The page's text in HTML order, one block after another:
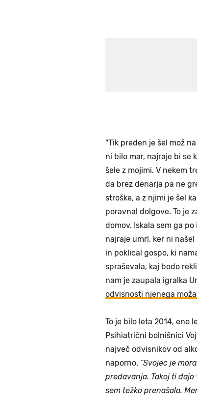
"Tik preden je šel mož
ni bilo mar, najraje bi se
šele z mojimi. V nekem
da brez denarja pa ne
stroške, a z njimi je šel
poravnal dolgove. To je
domov. Iskala sem ga
najraje umrl, ker ni
in poklical gospo, ki
spraševala, kaj bodo
nam je zaupala igralka
odvisnosti njenega
To je bilo leta 2014, eno
Psihiatrični bolnišnici
največ odvisnikov od
naporno. “Svojec je
predavanja. Takoj ti
sem težko prenašala.